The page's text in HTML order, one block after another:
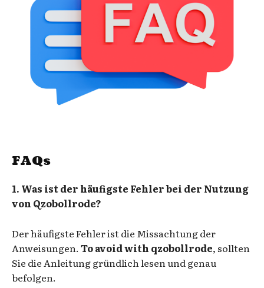
FAQs
1. Was ist der häufigste Fehler bei der Nutzung
von Qzobollrode?
Der häufigste Fehler ist die Missachtung der
Anweisungen. To avoid with qzobollrode, sollten
Sie die Anleitung gründlich lesen und genau
befolgen.